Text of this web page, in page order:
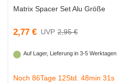
Matrix Spacer Set Alu Größe
2,77 € 2,95 €
Auf Lager, Lieferung in 3-5 Werktagen
Noch 86Tage 12Std. 48min 30s